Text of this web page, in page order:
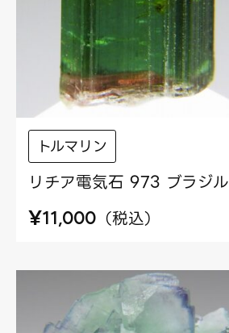
トルマリン
リチア電気石 973 ブラジル
¥11,000 （税込）